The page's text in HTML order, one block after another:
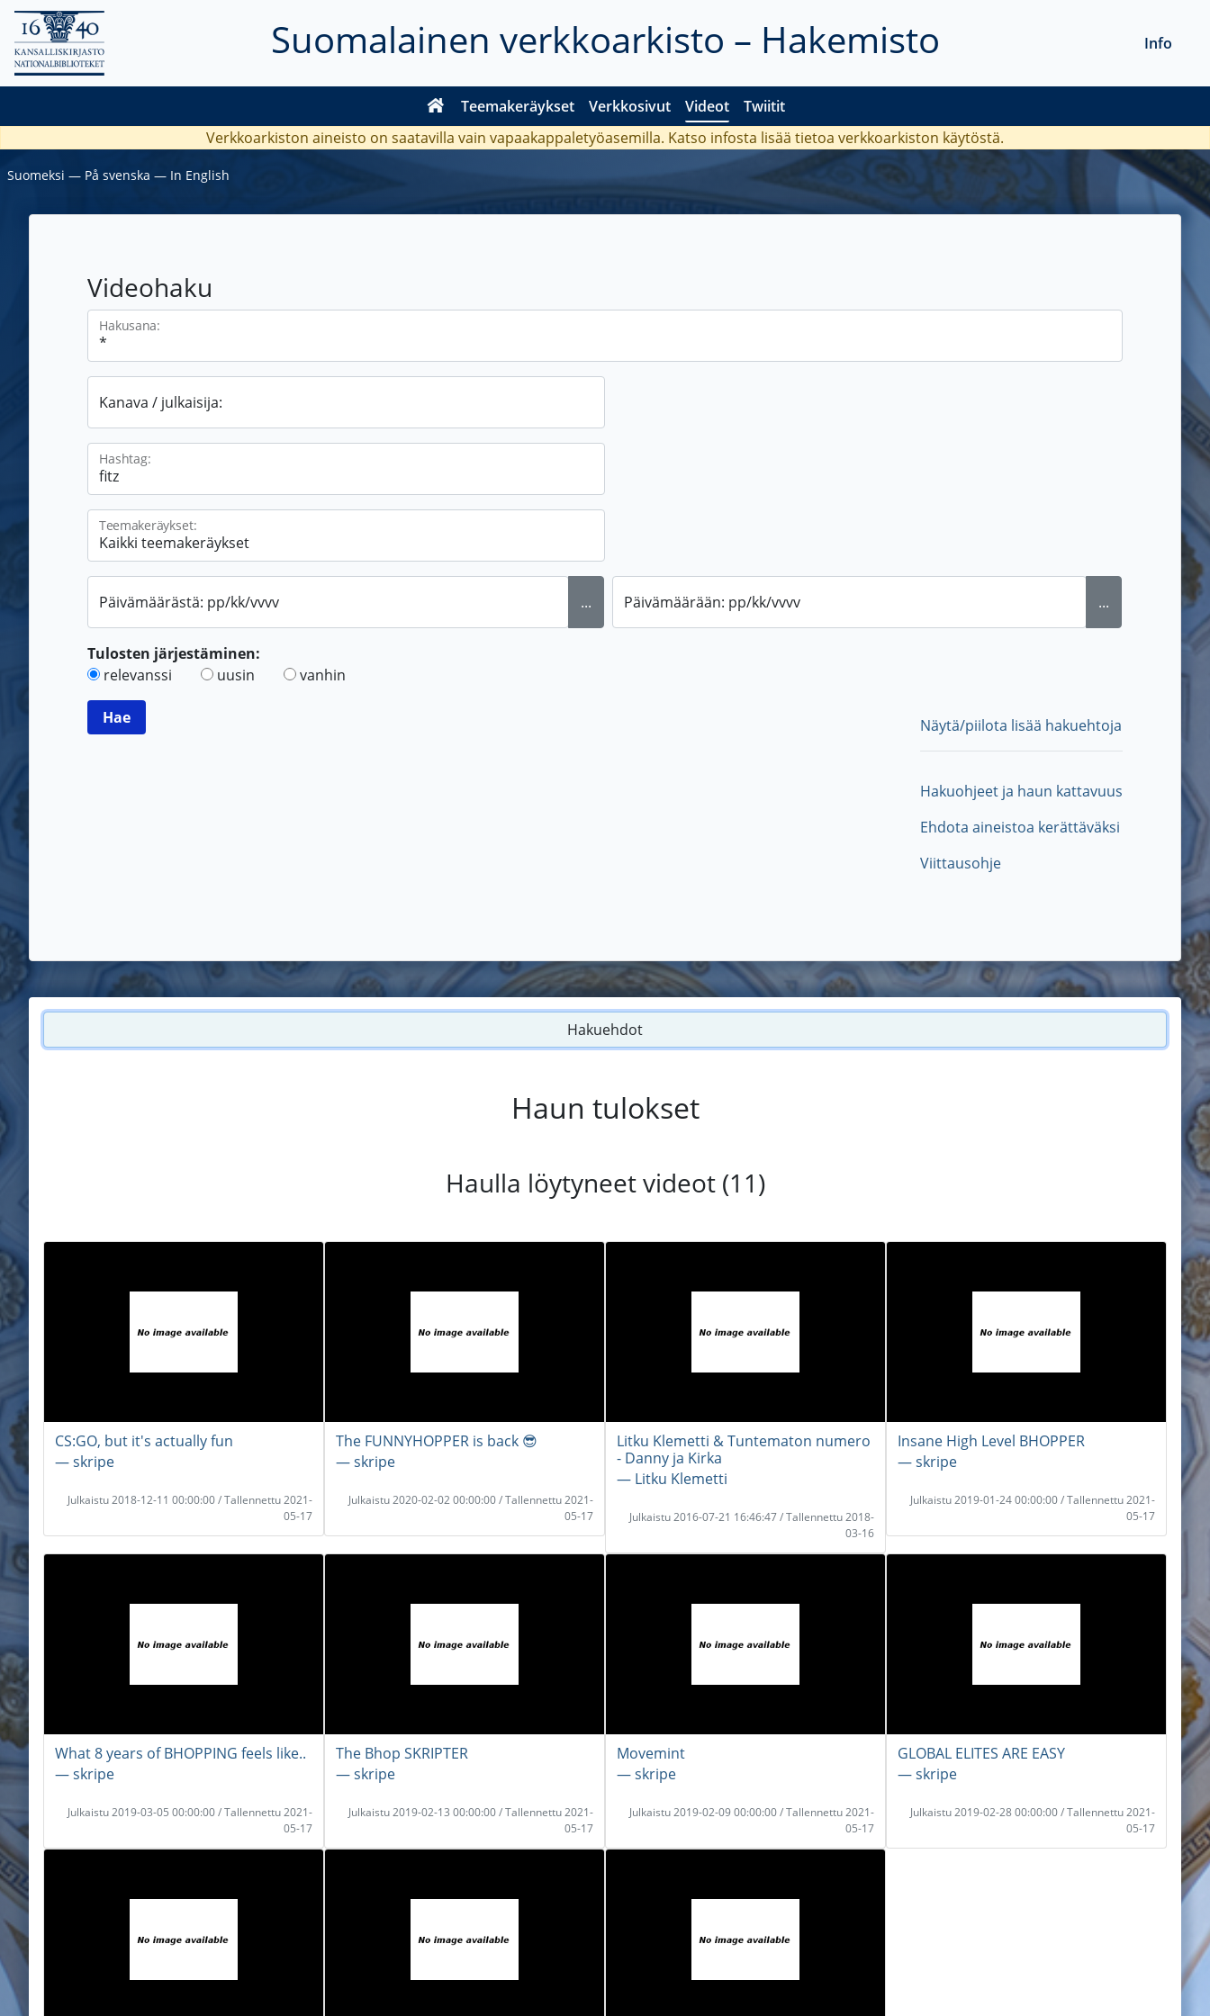
Suomalainen verkkoarkisto – Hakemisto
Teemakeräykset Verkkosivut Videot Twiitit
Info
Verkkoarkiston aineisto on saatavilla vain vapaakappaletyöasemilla. Katso infosta lisää tietoa verkkoarkiston käytöstä.
Suomeksi ― På svenska ― In English
Videohaku
Hakusana:
Kanava / julkaisija:
Hashtag:
Teemakeräykset:
Päivämäärästä: pp/kk/vvvv ... Päivämäärään: pp/kk/vvvv ...
Tulosten järjestäminen:
relevanssi
uusin vanhin
Näytä/piilota lisää hakuehtoja
Hakuohjeet ja haun kattavuus
Ehdota aineistoa kerättäväksi
Viittausohje
Hakuehdot
Haun tulokset
Haulla löytyneet videot (11)
CS:GO, but it's actually fun
― skripe
Julkaistu 2018-12-11 00:00:00 / Tallennettu 2021-
05-17
The FUNNYHOPPER is back 😎
― skripe
Julkaistu 2020-02-02 00:00:00 / Tallennettu 2021-
05-17
Litku Klemetti & Tuntematon numero
- Danny ja Kirka
― Litku Klemetti
Julkaistu 2016-07-21 16:46:47 / Tallennettu 2018-
03-16
Insane High Level BHOPPER
― skripe
Julkaistu 2019-01-24 00:00:00 / Tallennettu 2021-
05-17
What 8 years of BHOPPING feels like..
― skripe
Julkaistu 2019-03-05 00:00:00 / Tallennettu 2021-
05-17
The Bhop SKRIPTER
― skripe
Julkaistu 2019-02-13 00:00:00 / Tallennettu 2021-
05-17
Movemint
― skripe
Julkaistu 2019-02-09 00:00:00 / Tallennettu 2021-
05-17
GLOBAL ELITES ARE EASY
― skripe
Julkaistu 2019-02-28 00:00:00 / Tallennettu 2021-
05-17